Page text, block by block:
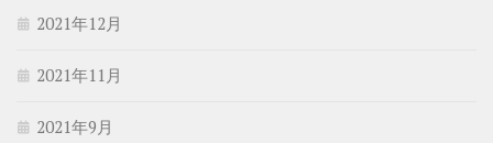
2021年12月
2021年11月
2021年9月